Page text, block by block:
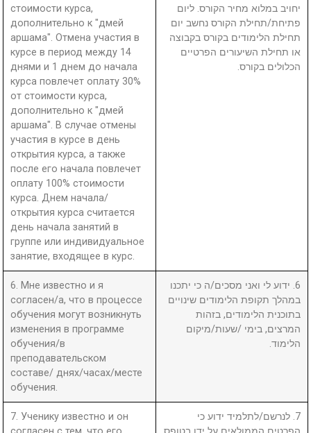
стоимости курса,
дополнительно к "дмей
аршама". Отмена участия в
курсе в период между 14
днями и 1 днем до начала
курса повлечет оплату 30%
от стоимости курса,
дополнительно к "дмей
аршама". В случае отмены
участия в курсе в день
открытия курса, а также
после его начала повлечет
оплату 100% стоимости
курса. Днем начала/
открытия курса считается
день начала занятий в
группе или индивидуальное
занятие, входящее в курс.
יחויב במלוא מחיר הקורס. ליום
פתיחת/תחילת הקורס נחשב יום
תחילת הלימודים בקורס בקבוצה
או תחילת השיעורים הפרטיים
הכלולים בקורס.
6. Мне известно и я
согласен/а, что в процессе
обучения могут возникнуть
изменения в программе
обучения/в
преподавательском
составе/ днях/часах/месте
обучения.
6. ידוע לי ואני מסכים/ה כי יתכנו
במהלך תקופת הלימודים שינויים
בתוכנית הלימודים, בזהות
המרצים, בימי /שעות/מיקום
הלימוד.
7. Ученику известно и он
7. לנרשם/לתלמיד ידוע כי